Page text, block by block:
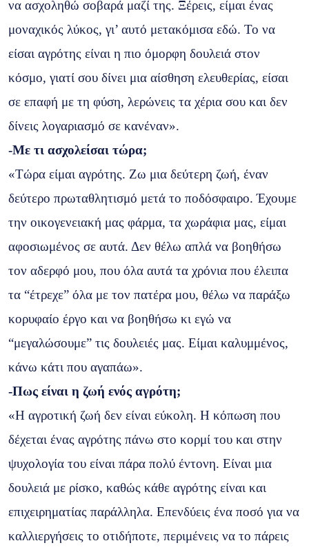
να ασχοληθώ σοβαρά μαζί της. Ξέρεις, είμαι ένας
μοναχικός λύκος, γι’ αυτό μετακόμισα εδώ. Το να
είσαι αγρότης είναι η πιο όμορφη δουλειά στον
κόσμο, γιατί σου δίνει μια αίσθηση ελευθερίας, είσαι
σε επαφή με τη φύση, λερώνεις τα χέρια σου και δεν
δίνεις λογαριασμό σε κανέναν».
-Με τι ασχολείσαι τώρα;
«Τώρα είμαι αγρότης. Ζω μια δεύτερη ζωή, έναν
δεύτερο πρωταθλητισμό μετά το ποδόσφαιρο. Έχουμε
την οικογενειακή μας φάρμα, τα χωράφια μας, είμαι
αφοσιωμένος σε αυτά. Δεν θέλω απλά να βοηθήσω
τον αδερφό μου, που όλα αυτά τα χρόνια που έλειπα
τα “έτρεχε” όλα με τον πατέρα μου, θέλω να παράξω
κορυφαίο έργο και να βοηθήσω κι εγώ να
“μεγαλώσουμε” τις δουλειές μας. Είμαι καλυμμένος,
κάνω κάτι που αγαπάω».
-Πως είναι η ζωή ενός αγρότη;
«Η αγροτική ζωή δεν είναι εύκολη. Η κόπωση που
δέχεται ένας αγρότης πάνω στο κορμί του και στην
ψυχολογία του είναι πάρα πολύ έντονη. Είναι μια
δουλειά με ρίσκο, καθώς κάθε αγρότης είναι και
επιχειρηματίας παράλληλα. Επενδύεις ένα ποσό για να
καλλιεργήσεις το οτιδήποτε, περιμένεις να το πάρεις